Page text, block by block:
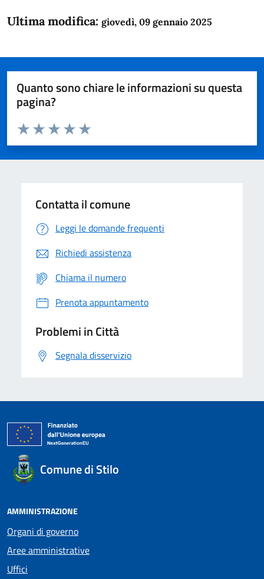
Ultima modifica: giovedì, 09 gennaio 2025
Quanto sono chiare le informazioni su questa
pagina?
Domanda
Valuta da 1 a 5 stelle la pagina
Valuta 5 stelle su 5
Valuta 4 stelle su 5
Valuta 3 stelle su 5
Valuta 2 stelle su 5
Valuta 1 stelle su 5
Contatta il comune
Leggi le domande frequenti
Richiedi assistenza
Chiama il numero
Prenota appuntamento
Problemi in Città
Segnala disservizio
Comune di Stilo
AMMINISTRAZIONE
Organi di governo
Aree amministrative
Uffici